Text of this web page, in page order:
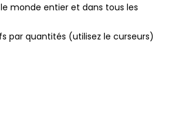
monde entier et dans tous les
par quantités (utilisez le curseurs)